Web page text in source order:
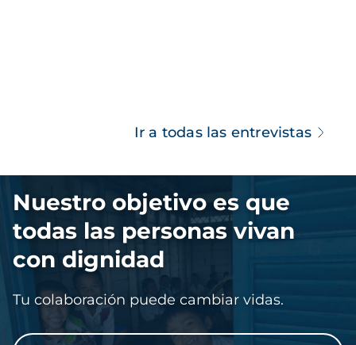
Ir a todas las entrevistas
Imagen
Nuestro objetivo es que
todas las personas vivan
con dignidad
Tu colaboración puede cambiar vidas.